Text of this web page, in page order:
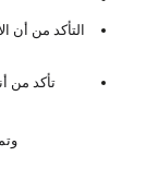
التأكد من أن
تأكد من